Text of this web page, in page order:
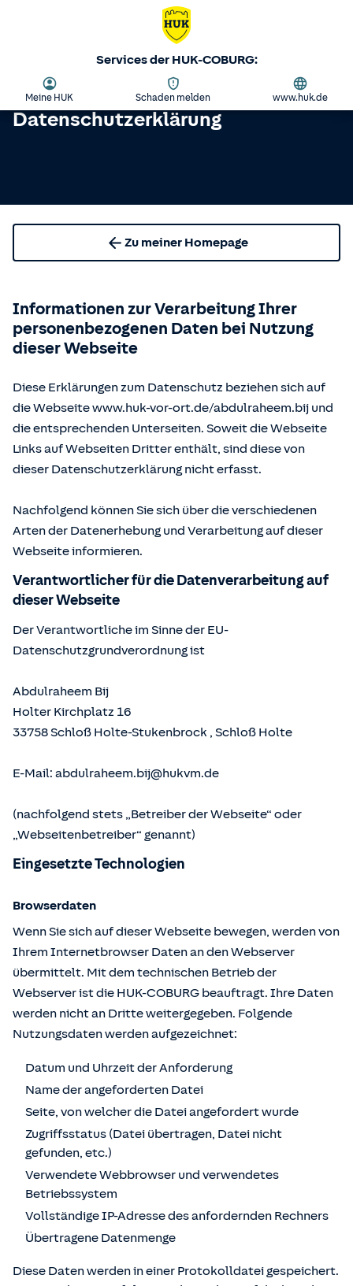
Services der HUK-COBURG:
Meine HUK Schaden melden www.huk.de
Datenschutzerklärung
Zu meiner Homepage
Informationen zur Verarbeitung Ihrer
personenbezogenen Daten bei Nutzung
dieser Webseite
Diese Erklärungen zum Datenschutz beziehen sich auf
die Webseite www.huk-vor-ort.de/abdulraheem.bij und
die entsprechenden Unterseiten. Soweit die Webseite
Links auf Webseiten Dritter enthält, sind diese von
dieser Datenschutzerklärung nicht erfasst.
Nachfolgend können Sie sich über die verschiedenen
Arten der Datenerhebung und Verarbeitung auf dieser
Webseite informieren.
Verantwortlicher für die Datenverarbeitung auf
dieser Webseite
Der Verantwortliche im Sinne der EU-
Datenschutzgrundverordnung ist
Abdulraheem Bij
Holter Kirchplatz 16
33758Schloß Holte-Stukenbrock , Schloß Holte
E-Mail: abdulraheem.bij@hukvm.de
(nachfolgend stets „Betreiber der Webseite“ oder
„Webseitenbetreiber“ genannt)
Eingesetzte Technologien
Browserdaten
Wenn Sie sich auf dieser Webseite bewegen, werden von
Ihrem Internetbrowser Daten an den Webserver
übermittelt. Mit dem technischen Betrieb der
Webserver ist die HUK-COBURG beauftragt. Ihre Daten
werden nicht an Dritte weitergegeben. Folgende
Nutzungsdaten werden aufgezeichnet:
Datum und Uhrzeit der Anforderung
Name der angeforderten Datei
Seite, von welcher die Datei angefordert wurde
Zugriffsstatus (Datei übertragen, Datei nicht
gefunden, etc.)
Verwendete Webbrowser und verwendetes
Betriebssystem
Vollständige IP-Adresse des anfordernden Rechners
Übertragene Datenmenge
Diese Daten werden in einer Protokolldatei gespeichert.